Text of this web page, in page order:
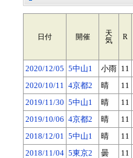
日付 開催
天
気
R
2020/12/05 5中山1 小雨 11
2020/10/11 4京都2 晴 11
2019/11/30 5中山1 晴 11
2019/10/06 4京都2 晴 11
2018/12/01 5中山1 晴 11
2018/11/04 5東京2 曇 11